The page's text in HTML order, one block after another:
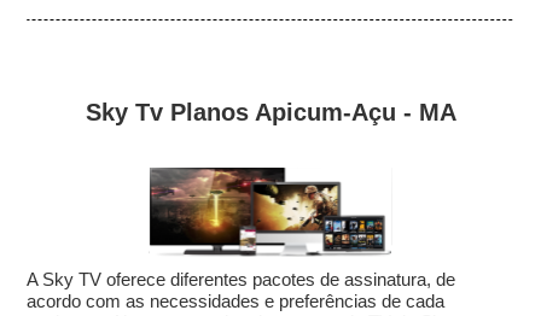
Sky Tv Planos Apicum-Açu - MA
A Sky TV oferece diferentes pacotes de assinatura, de
acordo com as necessidades e preferências de cada